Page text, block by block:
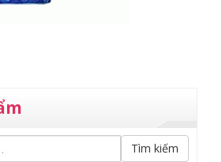
Tìm kiếm